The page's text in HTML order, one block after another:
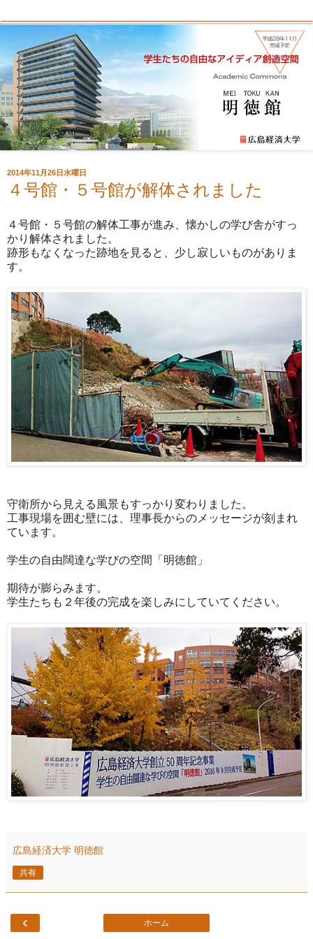
2014年11月26日水曜日
４号館・５号館が解体されました
４号館・５号館の解体工事が進み、懐かしの学び舎がすっ
かり解体されました。
跡形もなくなった跡地を見ると、少し寂しいものがありま
す。
守衛所から見える風景もすっかり変わりました。
工事現場を囲む壁には、理事長からのメッセージが刻まれ
ています。
学生の自由闊達な学びの空間「明徳館」
期待が膨らみます。
学生たちも２年後の完成を楽しみにしていてください。
広島経済大学 明徳館
共有
‹ ホーム